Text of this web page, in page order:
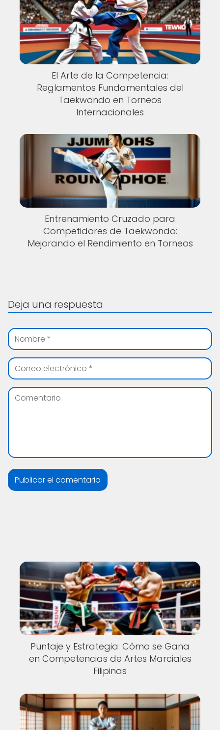
El Arte de la Competencia:
Reglamentos Fundamentales del
Taekwondo en Torneos
Internacionales
Entrenamiento Cruzado para
Competidores de Taekwondo:
Mejorando el Rendimiento en Torneos
Deja una respuesta
Puntaje y Estrategia: Cómo se Gana
en Competencias de Artes Marciales
Filipinas